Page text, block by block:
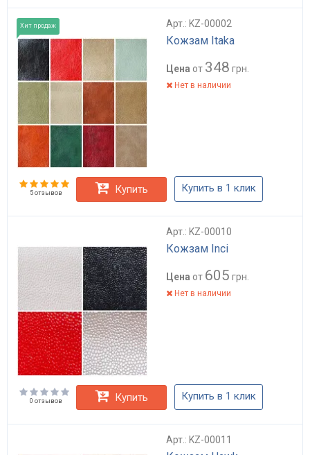
Хит продаж Арт.: KZ-00002
Кожзам Itaka
Цена от 348 грн.
Нет в наличии
5 отзывов Купить Купить в 1 клик
Арт.: KZ-00010
Кожзам Inci
Цена от 605 грн.
Нет в наличии
0 отзывов Купить Купить в 1 клик
Арт.: KZ-00011